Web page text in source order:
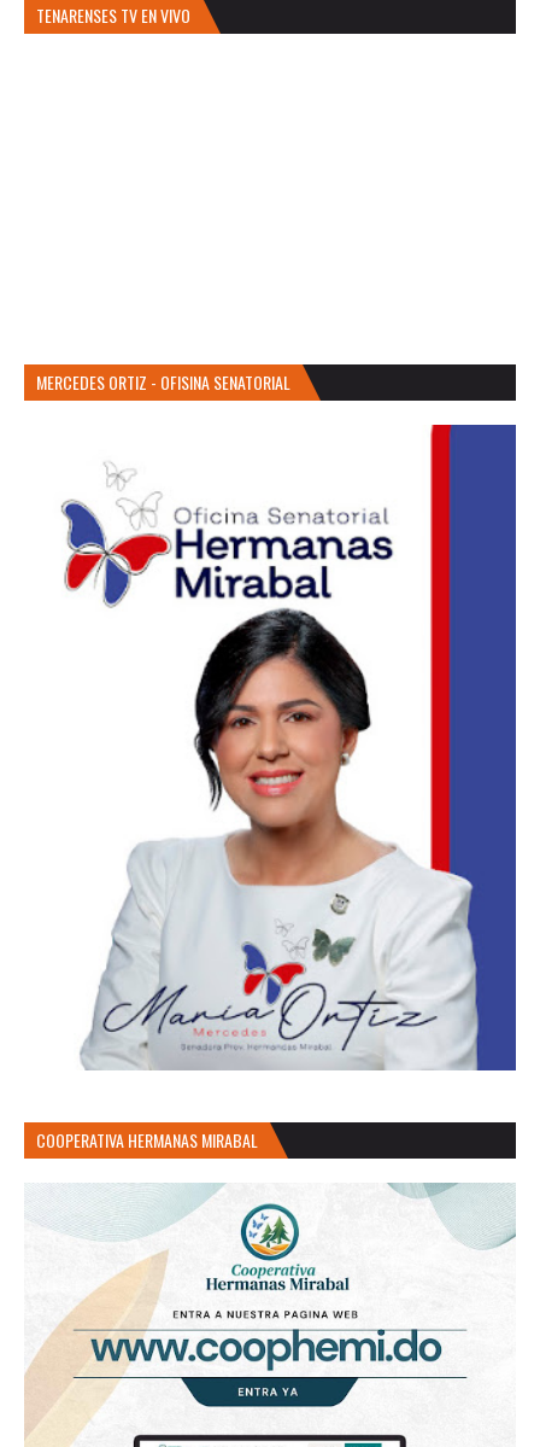
TENARENSES TV EN VIVO
MERCEDES ORTIZ - OFISINA SENATORIAL
COOPERATIVA HERMANAS MIRABAL